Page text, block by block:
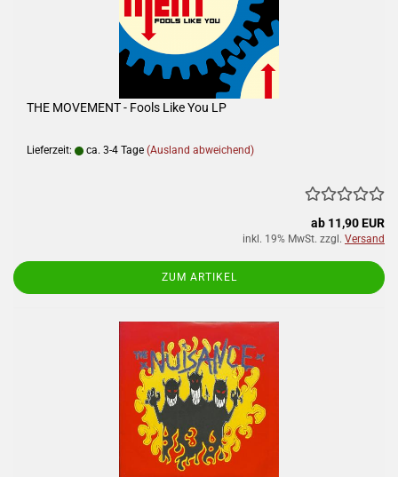
THE MOVEMENT - Fools Like You LP
Lieferzeit: ca. 3-4 Tage (Ausland abweichend)
ab 11,90 EUR
inkl. 19% MwSt. zzgl. Versand
ZUM ARTIKEL